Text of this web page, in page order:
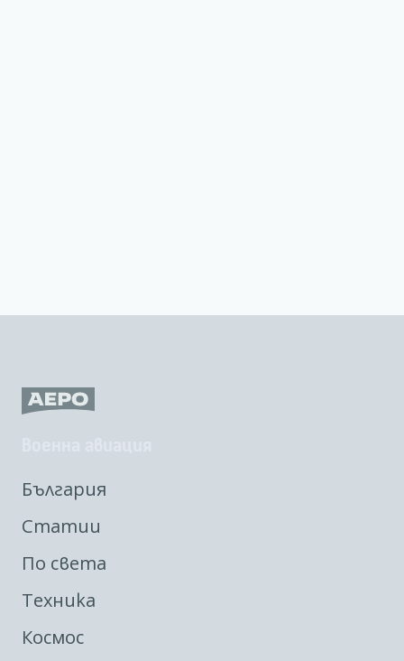
България
Статии
По света
Техника
Космос